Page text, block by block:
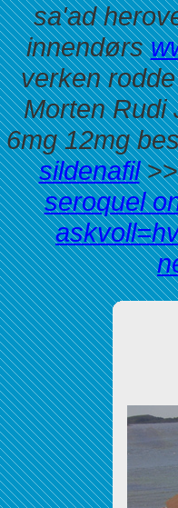
sa'ad
innendørs
verken
Morten Rudi
6mg 12mg
sildenafil
seroquel